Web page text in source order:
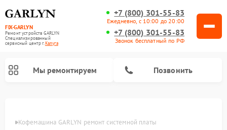
FIX-GARLYN
Ремонт устройств GARLYN
Специализированный
cервисный центр г.Калуга
+7 (800) 301-55-83
Ежедневно, с 10:00 до 20:00
+7 (800) 301-55-83
Звонок бесплатный по РФ
Мы ремонтируем Позвонить
Кофемашина GARLYN ремонт системной платы